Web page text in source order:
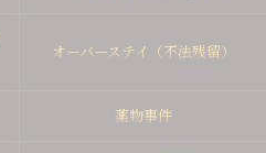
オーバーステイ（不法残留）
薬物事件